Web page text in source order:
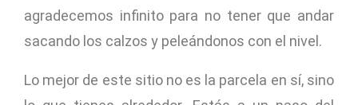
agradecemos infinito para no tener que andar
sacando los calzos y peleándonos con el nivel.
Lo mejor de este sitio no es la parcela en sí, sino